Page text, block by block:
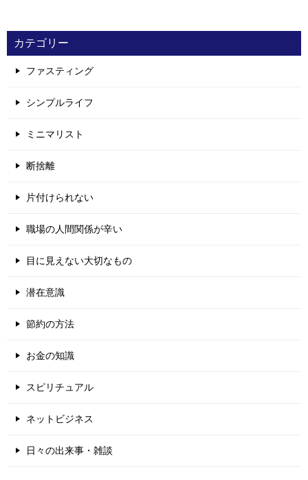
カテゴリー
ファスティング
シンプルライフ
ミニマリスト
断捨離
片付けられない
職場の人間関係が辛い
目に見えない大切なもの
潜在意識
節約の方法
お金の知識
スピリチュアル
ネットビジネス
日々の出来事・雑談